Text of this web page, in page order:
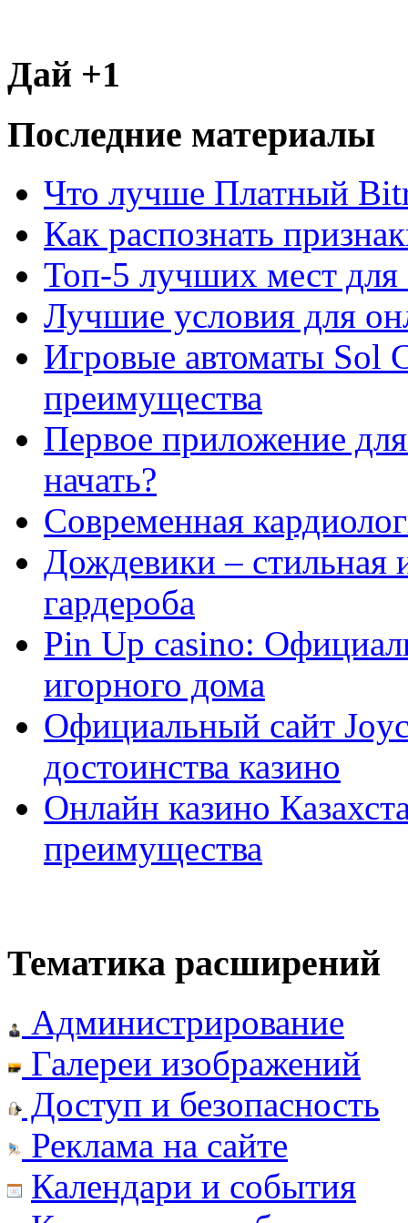
Дай +1
Последние материалы
Что лучше Платный
Как распознать
Топ-5 лучших мест для
Лучшие условия для
Игровые автоматы Sol
преимущества
Первое приложение
начать?
Современная
Дождевики – стильная
гардероба
Pin Up casino:
игорного дома
Официальный сайт
достоинства казино
Онлайн казино
преимущества
Тематика расширений
Администрирование
Галереи изображений
Доступ и безопасность
Реклама на сайте
Календари и события